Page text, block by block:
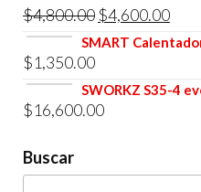
era:
$4,800.00.
es:
$4,800.00 El
precio
era:
$4,800.00.
$4,600.00El
es:
SMART
$1,350.00
SWORKZ S35-4
$16,600.00
Buscar